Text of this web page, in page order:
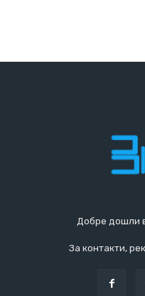
Добре дошли
За контакти,